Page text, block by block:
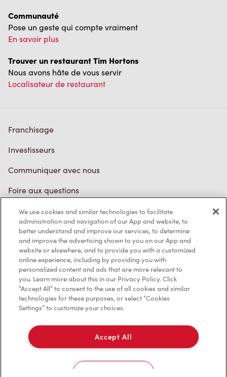
Communauté
Pose un geste qui compte vraiment
En savoir plus
Trouver un restaurant Tim Hortons
Nous avons hâte de vous servir
Localisateur de restaurant
Franchisage
Investisseurs
Communiquer avec nous
Foire aux questions
Politique de confidentialité
Conditions de service
Marques de commerce
Accessibilité
Diagnostic
Contactez-nous
We use cookies and similar technologies to facilitate
administration and navigation of our App and website, to
better understand and improve our services, to determine
and improve the advertising shown to you on our App and
website or elsewhere, and to provide you with a customized
online experience, including by providing you with
personalized content and ads that are more relevant to
you. Learn more about this in our Privacy Policy. Click
“Accept All” to consent to the use of all cookies and similar
technologies for these purposes, or select “Cookies
Settings” to customize your choices.
Accept All